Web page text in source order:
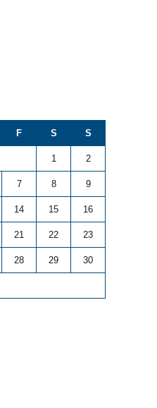
F S S
1 2
7 8 9
14 15 16
21 22 23
28 29 30